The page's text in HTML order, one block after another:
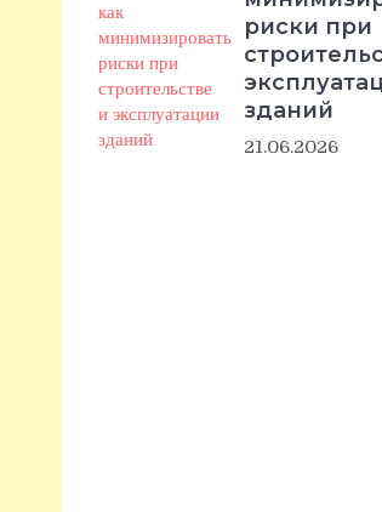
риски при
зданий
21.06.2026